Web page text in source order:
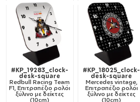
#KP_19283_clock-
desk-square
Redbull Racing Team
F1, Επιτραπέζιο ρολόι
ξύλινο με δείκτες
(10cm)
#KP_18025_clock-
desk-square
Mercedes vintage,
Επιτραπέζιο ρολόι
ξύλινο με δείκτες
(10cm)